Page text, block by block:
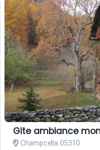
Gite ambiance
Champcella 05310